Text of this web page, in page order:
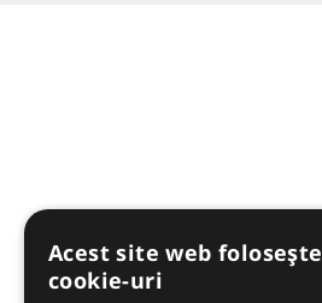
Acest site web folosește
cookie-uri